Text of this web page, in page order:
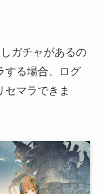
ガチャがあるの
する場合、ログ
セマラできま